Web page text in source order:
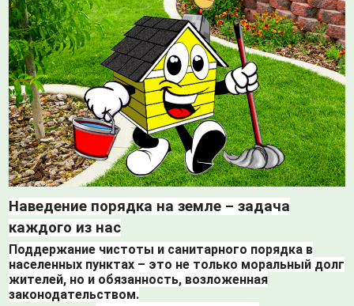
Наведение порядка на земле – задача
каждого из нас
Поддержание чистоты и санитарного порядка в
населенных пунктах – это не только моральный долг
жителей, но и обязанность, возложенная
законодательством.